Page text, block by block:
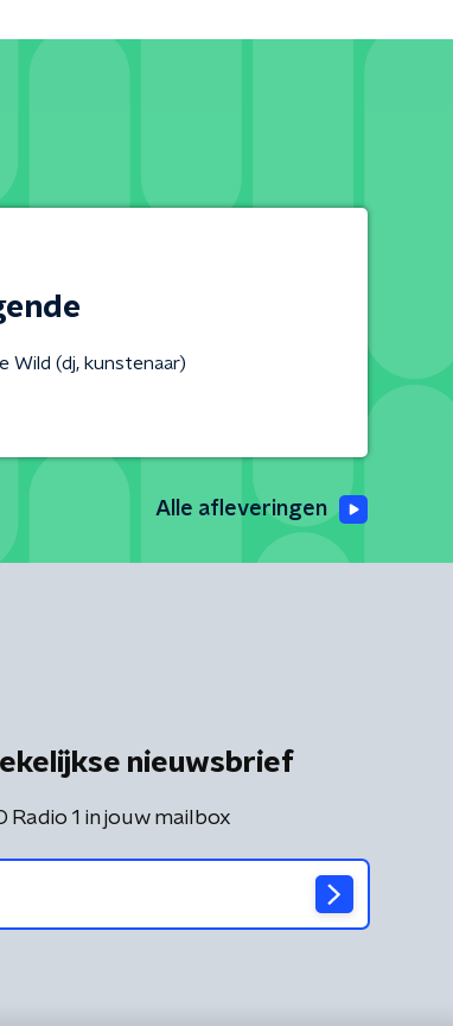
Wild (dj, kunstenaar)
Alle afleveringen
nieuwsbrief
1 in jouw mailbox